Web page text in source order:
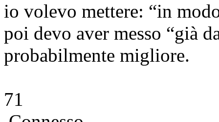
io volevo mettere: “in
poi devo aver messo “già
probabilmente migliore.
71